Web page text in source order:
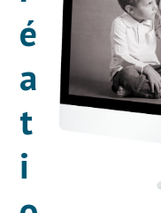
é
a
t
i